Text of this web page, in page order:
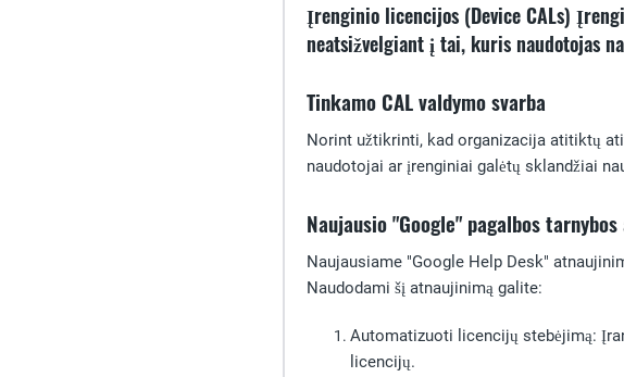
Įrenginio licencijos (Device CALs)
neatsižvelgiant į tai, kuris naudotojas
Tinkamo CAL valdymo svarba
Norint užtikrinti, kad organizacija atitiktų
naudotojai ar įrenginiai galėtų sklandžiai
Naujausio "Google" pagalbos
Naujausiame "Google Help Desk"
Naudodami šį atnaujinimą galite:
Automatizuoti licencijų stebėjimą:
licencijų.